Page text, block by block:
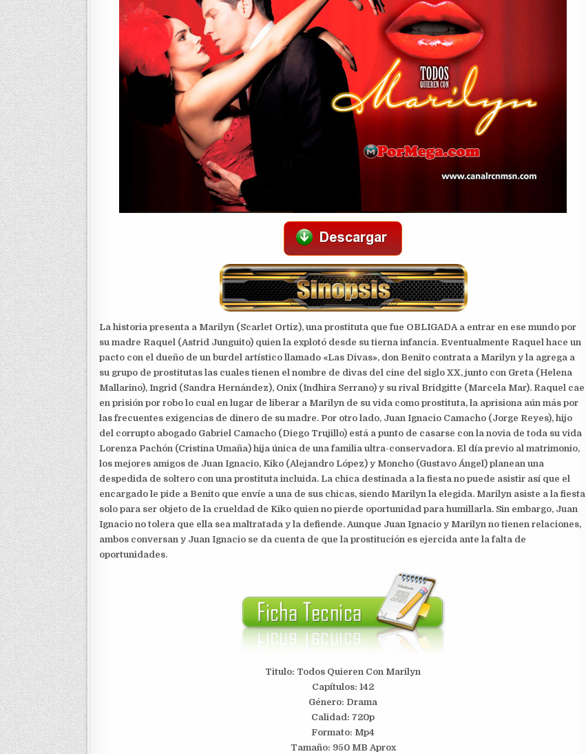
La historia presenta a Marilyn (Scarlet Ortiz), una prostituta que fue OBLIGADA a entrar en ese mundo por
su madre Raquel (Astrid Junguito) quien la explotó desde su tierna infancia. Eventualmente Raquel hace un
pacto con el dueño de un burdel artístico llamado «Las Divas», don Benito contrata a Marilyn y la agrega a
su grupo de prostitutas las cuales tienen el nombre de divas del cine del siglo XX, junto con Greta (Helena
Mallarino), Ingrid (Sandra Hernández), Onix (Indhira Serrano) y su rival Bridgitte (Marcela Mar). Raquel cae
en prisión por robo lo cual en lugar de liberar a Marilyn de su vida como prostituta, la aprisiona aún más por
las frecuentes exigencias de dinero de su madre. Por otro lado, Juan Ignacio Camacho (Jorge Reyes), hijo
del corrupto abogado Gabriel Camacho (Diego Trujillo) está a punto de casarse con la novia de toda su vida
Lorenza Pachón (Cristina Umaña) hija única de una familia ultra-conservadora. El día previo al matrimonio,
los mejores amigos de Juan Ignacio, Kiko (Alejandro López) y Moncho (Gustavo Ángel) planean una
despedida de soltero con una prostituta incluida. La chica destinada a la fiesta no puede asistir así que el
encargado le pide a Benito que envíe a una de sus chicas, siendo Marilyn la elegida. Marilyn asiste a la fiesta
solo para ser objeto de la crueldad de Kiko quien no pierde oportunidad para humillarla. Sin embargo, Juan
Ignacio no tolera que ella sea maltratada y la defiende. Aunque Juan Ignacio y Marilyn no tienen relaciones,
ambos conversan y Juan Ignacio se da cuenta de que la prostitución es ejercida ante la falta de
oportunidades.
Titulo: Todos Quieren Con Marilyn
Capítulos: 142
Género: Drama
Calidad: 720p
Formato: Mp4
Tamaño: 950 MB Aprox